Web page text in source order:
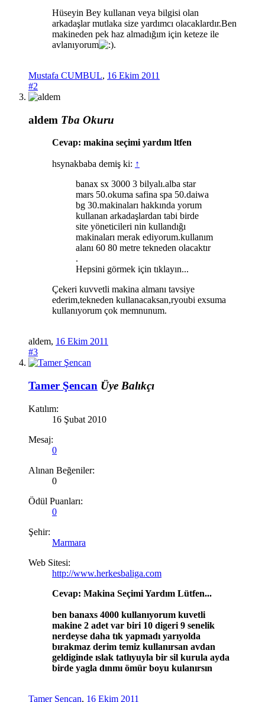
Hüseyin Bey kullanan veya bilgisi olan
arkadaşlar mutlaka size yardımcı olacaklardır.Ben
makineden pek haz almadığım için keteze ile
avlanıyorum
.
Mustafa CUMBUL, 16 Ekim 2011
#2
aldem Tba Okuru
Cevap: makina seçimi yardım ltfen
hsynakbaba demiş ki: ↑
banax sx 3000 3 bilyalı.alba star
mars 50.okuma safina spa 50.daiwa
bg 30.makinaları hakkında yorum
kullanan arkadaşlardan tabi birde
site yöneticileri nin kullandığı
makinaları merak ediyorum.kullanım
alanı 60 80 metre tekneden olacaktır
.
Hepsini görmek için tıklayın...
Çekeri kuvvetli makina almanı tavsiye
ederim,tekneden kullanacaksan,ryoubi exsuma
kullanıyorum çok memnunum.
aldem, 16 Ekim 2011
#3
Tamer Şencan Üye Balıkçı
Katılım:
16 Şubat 2010
Mesaj:
0
Alınan Beğeniler:
0
Ödül Puanları:
0
Şehir:
Marmara
Web Sitesi:
http://www.herkesbaliga.com
Cevap: Makina Seçimi Yardım Lütfen...
ben banaxs 4000 kullanıyorum kuvetli
makine 2 adet var biri 10 digeri 9 senelik
nerdeyse daha tık yapmadı yarıyolda
bırakmaz derim temiz kullanırsan avdan
geldiginde ıslak tatlıyuyla bir sil kurula ayda
birde yagla dınmı ömür boyu kulanırsın
Tamer Şencan, 16 Ekim 2011